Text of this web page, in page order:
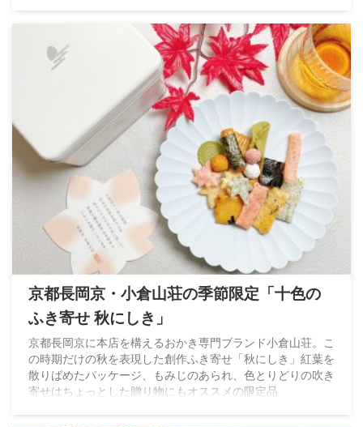
京都長岡京・小倉山荘の季節限定「十色の
ふき寄せ 秋にしき」
京都長岡京に本店を構えるおかき専門ブランド小倉山荘。こ
の時期だけの秋を表現した創作ふき寄せ「秋にしき」紅葉を
散りばめたパッケージ、もみじのあられ、色とりどりの吹き
寄せはちょっとした贈り物にもオススメの限定品